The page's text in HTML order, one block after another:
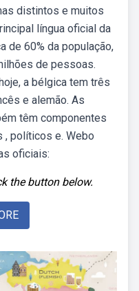
distintos e muitos
língua oficial da
de 60% da população,
de pessoas.
a bélgica tem três
e alemão. As
têm componentes
, políticos e. Webo
oficiais:
the button below.